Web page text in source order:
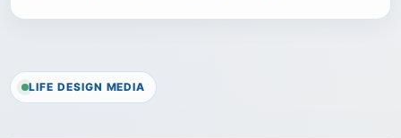
LIFE DESIGN MEDIA